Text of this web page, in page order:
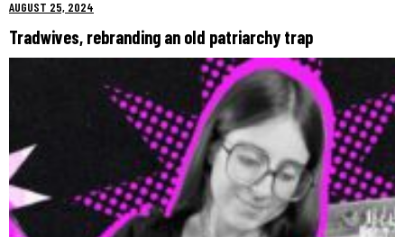
AUGUST 25, 2024
Tradwives, rebranding an old patriarchy trap